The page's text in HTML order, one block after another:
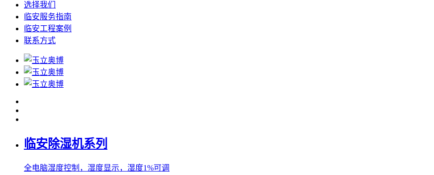
选择我们
临安服务指南
临安工程案例
联系方式
临安除湿机系列
全电脑湿度控制，湿度显示，湿度1%可调